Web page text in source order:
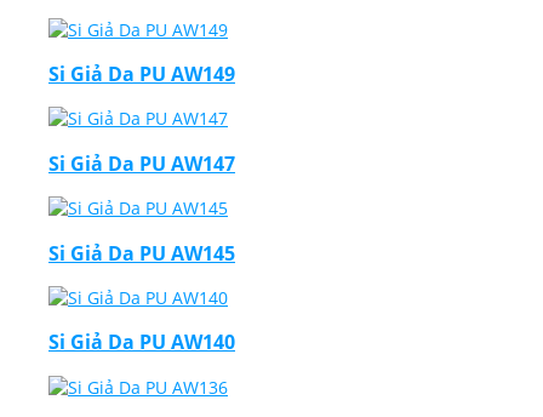
Si Giả Da PU AW149
Si Giả Da PU AW147
Si Giả Da PU AW145
Si Giả Da PU AW140